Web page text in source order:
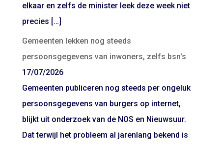
elkaar en zelfs de minister leek deze week niet
precies […]
Gemeenten lekken nog steeds
persoonsgegevens van inwoners, zelfs bsn's
17/07/2026
Gemeenten publiceren nog steeds per ongeluk
persoonsgegevens van burgers op internet,
blijkt uit onderzoek van de NOS en Nieuwsuur.
Dat terwijl het probleem al jarenlang bekend is